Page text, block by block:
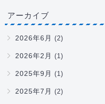
アーカイブ
2026年6月 (2)
2026年2月 (1)
2025年9月 (1)
2025年7月 (2)